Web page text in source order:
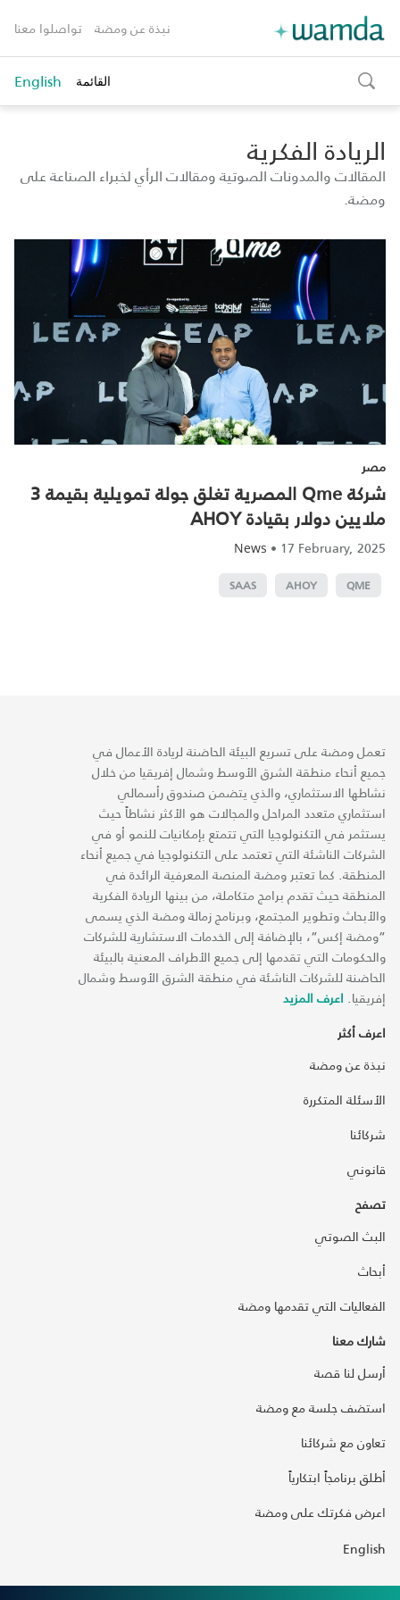
نبذة عن ومضة تواصلوا معنا
toggle
search
القائمة English
الريادة الفكرية
المقالات والمدونات الصوتية ومقالات الرأي لخبراء الصناعة على
ومضة.
مصر
شركة Qme المصرية تغلق جولة تمويلية بقيمة 3
ملايين دولار بقيادة AHOY
News • 17 February, 2025
QME
AHOY
SAAS
تعمل ومضة على تسريع البيئة الحاضنة لريادة الأعمال في
جميع أنحاء منطقة الشرق الأوسط وشمال إفريقيا من خلال
نشاطها الاستثماري، والذي يتضمن صندوق رأسمالي
استثماري متعدد المراحل والمجالات هو الأكثر نشاطاً حيث
يستثمر في التكنولوجيا التي تتمتع بإمكانيات للنمو أو في
الشركات الناشئة التي تعتمد على التكنولوجيا في جميع أنحاء
المنطقة. كما تعتبر ومضة المنصة المعرفية الرائدة في
المنطقة حيث تقدم برامج متكاملة، من بينها الريادة الفكرية
والأبحاث وتطوير المجتمع، وبرنامج زمالة ومضة الذي يسمى
“ومضة إكس“، بالإضافة إلى الخدمات الاستشارية للشركات
والحكومات التي تقدمها إلى جميع الأطراف المعنية بالبيئة
الحاضنة للشركات الناشئة في منطقة الشرق الأوسط وشمال
إفريقيا. اعرف المزيد
اعرف أكثر
نبذة عن ومضة
الأسئلة المتكررة
شركائنا
قانوني
تصفح
البث الصوتي
أبحاث
الفعاليات التي تقدمها ومضة
شارك معنا
أرسل لنا قصة
استضف جلسة مع ومضة
تعاون مع شركائنا
أطلق برنامجاً ابتكارياً
اعرض فكرتك على ومضة
English